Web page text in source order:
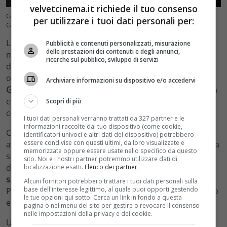
Gialappa’s band, il ritorno a Mediaset sempre più possibile (IG
Gialappasband) – Velvetcinema.it
La Gialappa’s band, che in principio era un trio comic,
ma da quando ha perso Carlo Taranto è diventato un
duo con Marco Santin e Giorgio Gherarducci, sta
ottenendo uno strabiliantesuccesso con il
GialappaShow in onda su Sky e Canale 8
. Un format alla
cui conduzione c’è il geniale mago Forest e che ha
conquistato fin da subito il pubblico.
Con grandi classici del passato rivisti in una chiave più
attuale, il programma – in onda su canale 8 la domenica
sera in prima serata – fa morire dal ridere. E gli ascolti
dimostrano che funziona, pare infatti che
sempre superiore al 5%, numero molto importante.
Proprio per questo Berlusconi rivorrebbe il duo comico
e quindi anche Mago Forest in Mediaset.
Un ritorno clamoroso che farebbe conquistare molti
velvetcinema.it richiede il tuo consenso
per utilizzare i tuoi dati personali per:
Pubblicità e contenuti personalizzati, misurazione
delle prestazioni dei contenuti e degli annunci,
ricerche sul pubblico, sviluppo di servizi
Archiviare informazioni su dispositivo e/o accedervi
Scopri di più
I tuoi dati personali verranno trattati da 327 partner e le
informazioni raccolte dal tuo dispositivo (come cookie,
identificatori univoci e altri dati del dispositivo) potrebbero
essere condivise con questi ultimi, da loro visualizzate e
memorizzate oppure essere usate nello specifico da questo
sito. Noi e i nostri partner potremmo utilizzare dati di
localizzazione esatti. Elenco dei partner.
Alcuni fornitori potrebbero trattare i tuoi dati personali sulla
base dell'interesse legittimo, al quale puoi opporti gestendo
le tue opzioni qui sotto. Cerca un link in fondo a questa
pagina o nel menu del sito per gestire o revocare il consenso
nelle impostazioni della privacy e dei cookie.